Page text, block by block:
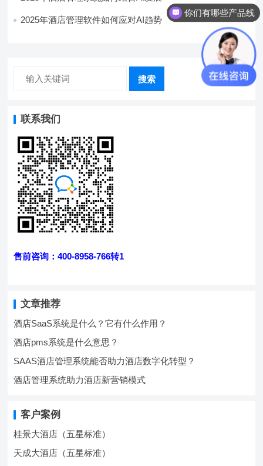
2025年酒店管理软件如何应对AI趋势
搜索
联系我们
售前咨询：400-8958-766转1
文章推荐
酒店SaaS系统是什么？它有什么作用？
酒店pms系统是什么意思？
SAAS酒店管理系统能否助力酒店数字化转型？
酒店管理系统助力酒店新营销模式
客户案例
桂景大酒店（五星标准）
天成大酒店（五星标准）
你们有哪些产品线